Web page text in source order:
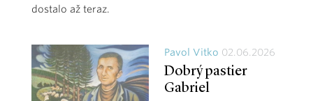
dostalo až teraz.
Pavol Vitko 02.06.2026
Dobrý pastier
Gabriel